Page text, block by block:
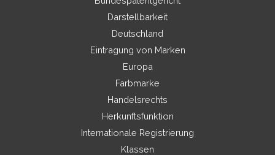
Darstellbarkeit
Deutschland
Eintragung von Marken
Europa
Farbmarke
Handelsrechts
Herkunftsfunktion
Internationale Registrierung
Klassen